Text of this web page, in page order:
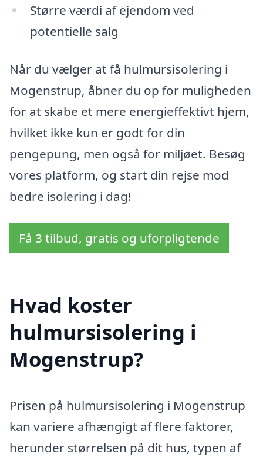
Større værdi af ejendom ved
potentielle salg
Når du vælger at få hulmursisolering i
Mogenstrup, åbner du op for muligheden
for at skabe et mere energieffektivt hjem,
hvilket ikke kun er godt for din
pengepung, men også for miljøet. Besøg
vores platform, og start din rejse mod
bedre isolering i dag!
Få 3 tilbud, gratis og uforpligtende
Hvad koster
hulmursisolering i
Mogenstrup?
Prisen på hulmursisolering i Mogenstrup
kan variere afhængigt af flere faktorer,
herunder størrelsen på dit hus, typen af